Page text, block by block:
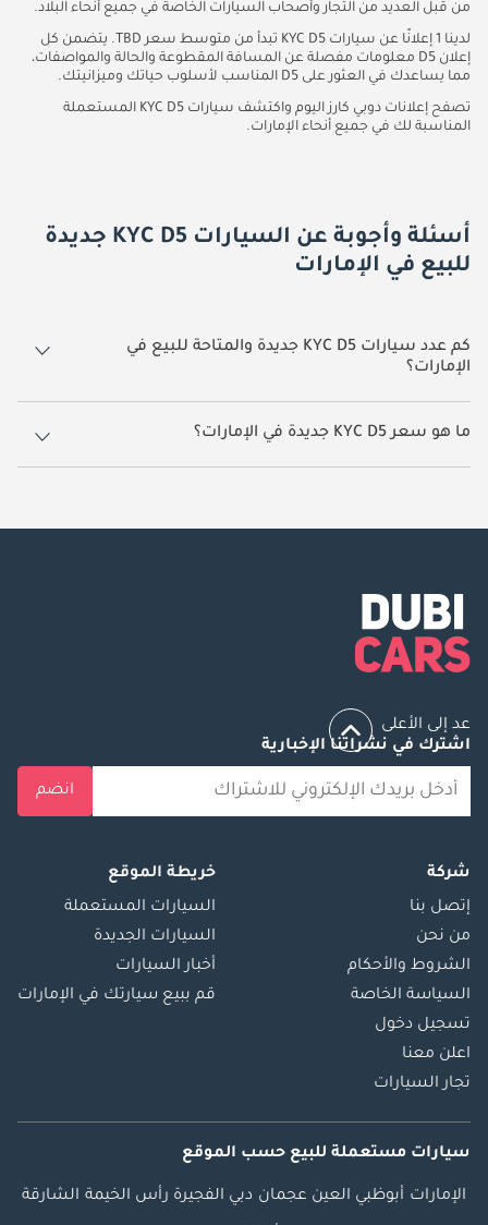
من قبل العديد من التجار وأصحاب السيارات الخاصة في جميع أنحاء البلاد.
لدينا 1 إعلانًا عن سيارات KYC D5 تبدأ من متوسط سعر TBD. يتضمن كل
إعلان D5 معلومات مفصلة عن المسافة المقطوعة والحالة والمواصفات،
مما يساعدك في العثور على D5 المناسب لأسلوب حياتك وميزانيتك.
تصفح إعلانات دوبي كارز اليوم واكتشف سيارات KYC D5 المستعملة
المناسبة لك في جميع أنحاء الإمارات.
أسئلة وأجوبة عن السيارات KYC D5 جديدة
للبيع في الإمارات
كم عدد سيارات KYC D5 جديدة والمتاحة للبيع في
الإمارات؟
1 سيارة KYC D5 جديدة متوفرة للبيع في الإمارات.
ما هو سعر KYC D5 جديدة في الإمارات؟
يبدأ سعر سيارة KYC D5 جديدة في الإمارات TBD.
عد إلى الأعلى
اشترك في نشراتنا الإخبارية
انضم
شركة
إتصل بنا
من نحن
الشروط والأحكام
السياسة الخاصة
تسجيل دخول
اعلن معنا
تجار السيارات
خريطة الموقع
السيارات المستعملة
السيارات الجديدة
أخبار السيارات
قم ببيع سيارتك في الإمارات
سيارات مستعملة للبيع حسب الموقع
الإمارات أبوظبي العين عجمان دبي الفجيرة رأس الخيمة الشارقة